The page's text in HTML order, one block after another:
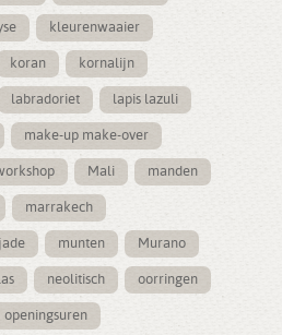
kleurenwaaier
koran kornalijn
labradoriet lapis lazuli
make-up make-over
Mali manden
marrakech
munten Murano
neolitisch oorringen
openingsuren